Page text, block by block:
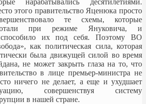
этого правительство Яценюка просто
те схемы, которые
при режиме Януковича, и
их под себя. Поэтому ВО
как политическая сила, которая
была движущей силой во время
не может закрыть глаза на то, что
в лице премьер-министра не
ничего не делает, а еще и ухудшает
совершенствуя систему
в нашей стране.